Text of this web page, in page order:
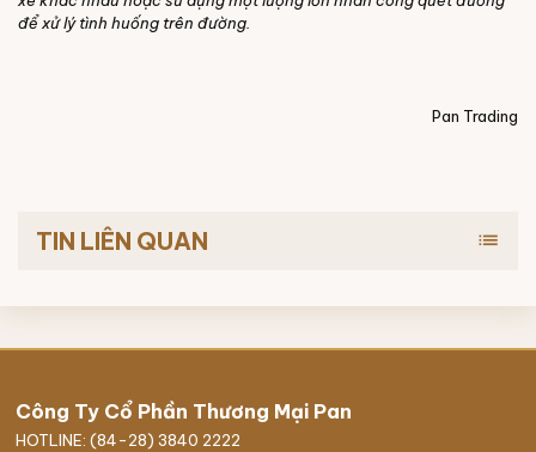
để xử lý tình huống trên đường.
Pan Trading
TIN LIÊN QUAN list
Công Ty Cổ Phần Thương Mại Pan
HOTLINE: (84-28) 3840 2222